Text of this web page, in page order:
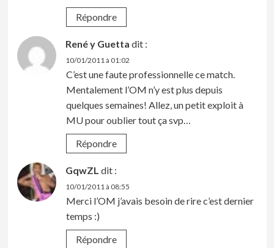
Répondre
René y Guetta dit :
10/01/2011 à 01:02
C’est une faute professionnelle ce match.
Mentalement l’OM n’y est plus depuis
quelques semaines! Allez, un petit exploit à
MU pour oublier tout ça svp…
Répondre
GqwZL dit :
10/01/2011 à 08:55
Merci l’OM j’avais besoin de rire c’est dernier
temps :)
Répondre